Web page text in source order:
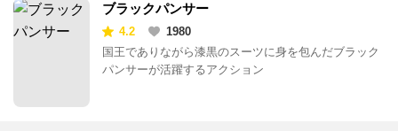
ブラックパンサー
4.2
1980
国王でありながら漆黒のスーツに身を包んだブラック
パンサーが活躍するアクション